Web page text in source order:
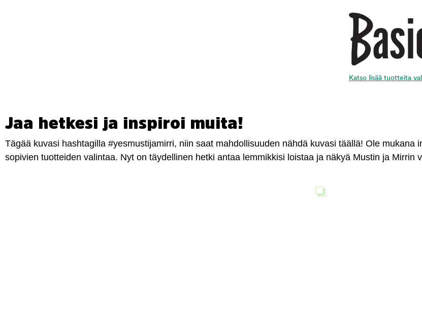
Katso lisää tuotteita
Jaa hetkesi ja inspiroi muita!
Tägää kuvasi hashtagilla #yesmustijamirri, niin saat mahdollisuuden nähdä kuvasi täällä! Ole
sopivien tuotteiden valintaa. Nyt on täydellinen hetki antaa lemmikkisi loistaa ja näkyä Mustin ja Mirrin